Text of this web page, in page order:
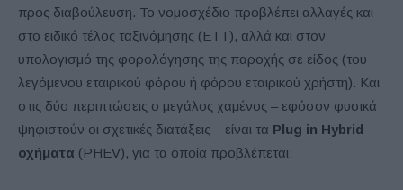
προς διαβούλευση. Το νομοσχέδιο προβλέπει αλλαγές και
στο ειδικό τέλος ταξινόμησης (ETT), αλλά και στον
υπολογισμό της φορολόγησης της παροχής σε είδος (του
λεγόμενου εταιρικού φόρου ή φόρου εταιρικού χρήστη). Και
στις δύο περιπτώσεις ο μεγάλος χαμένος – εφόσον φυσικά
ψηφιστούν οι σχετικές διατάξεις – είναι τα Plug in Hybrid
οχήματα (PHEV), για τα οποία προβλέπεται: